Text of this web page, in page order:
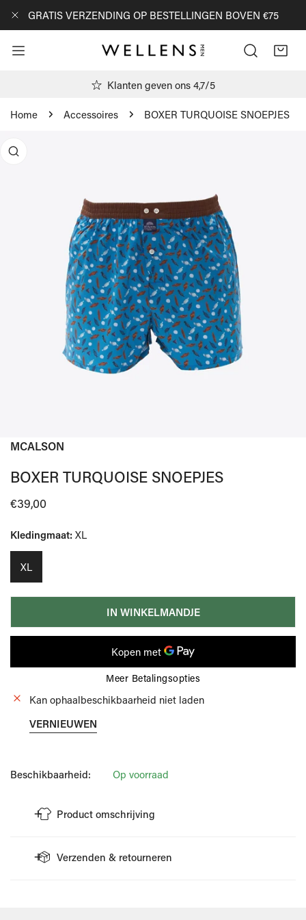
NAAR ARTIKEL
GRATIS VERZENDING OP BESTELLINGEN BOVEN €75
Klanten geven ons 4,7/5
Home Accessoires BOXER TURQUOISE SNOEPJES
MCALSON
BOXER TURQUOISE SNOEPJES
Normale
€39,00
Kledingmaat: XL
XL
IN WINKELMANDJE
Meer Betalingsopties
Kan ophaalbeschikbaarheid niet laden
VERNIEUWEN
Beschikbaarheid: Op voorraad
Product omschrijving
Boxershort met leuke print van het merk Mc Alson.
Verzenden & retourneren